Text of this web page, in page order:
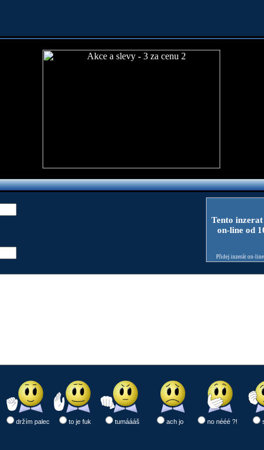
Tento
on-line od
Přidej inzerát on-
držím palec to je fuk tumáááš ach jo no nééé ?!